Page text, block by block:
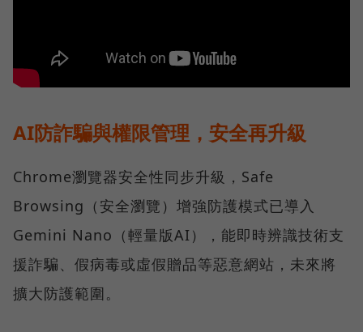
AI防詐騙與權限管理，安全再升級
Chrome瀏覽器安全性同步升級，Safe
Browsing（安全瀏覽）增強防護模式已導入
Gemini Nano（輕量版AI），能即時辨識技術支
援詐騙、假病毒或虛假贈品等惡意網站，未來將
擴大防護範圍。